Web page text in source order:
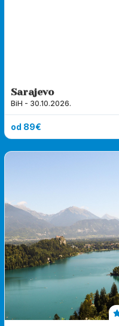
Sarajevo
BiH - 30.10.2026.
od 89€